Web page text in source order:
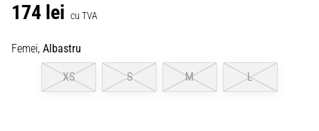
174 lei cu TVA
Femei, Albastru
XS S M L